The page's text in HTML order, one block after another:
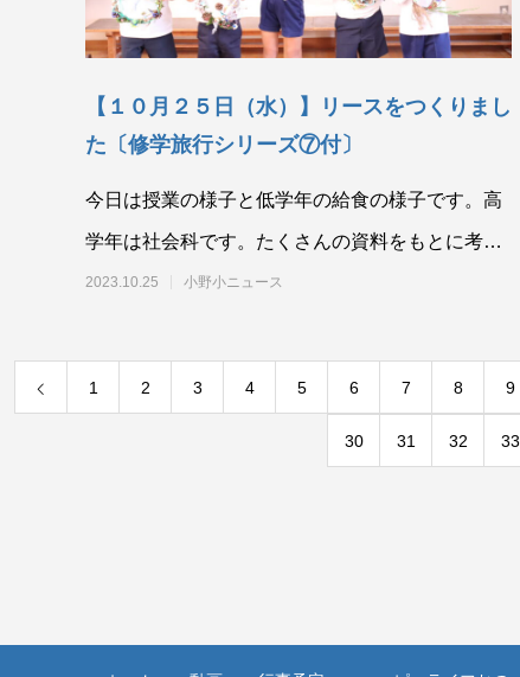
【１０月２５日（水）】リースをつくりまし
た〔修学旅行シリーズ⑦付〕
今日は授業の様子と低学年の給食の様子です。高
学年は社会科です。たくさんの資料をもとに考え
ています。 中学年は理科。それぞれ
2023.10.25 小野小ニュース
1 2 3 4 5 6 7 8 9
30 31 32 33